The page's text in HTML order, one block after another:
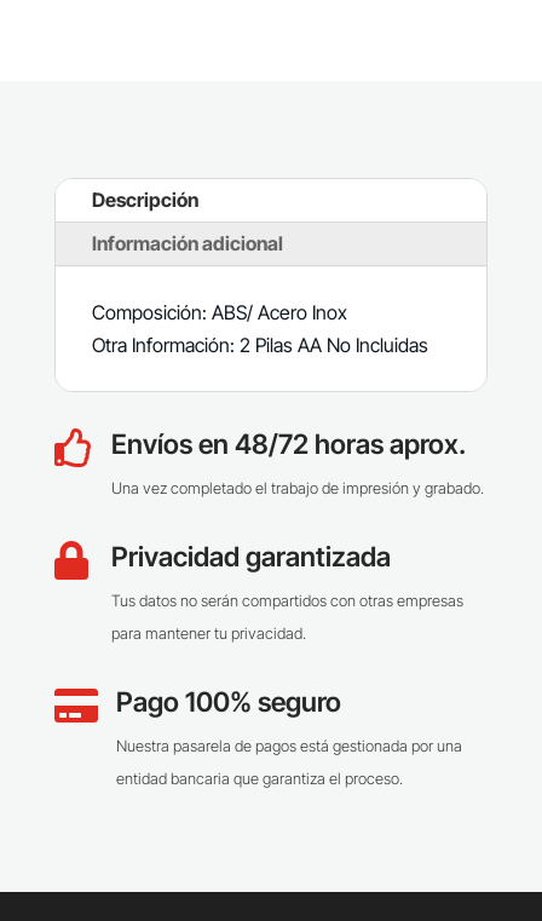
Descripción
Información adicional
Composición: ABS/ Acero Inox
Otra Información: 2 Pilas AA No Incluidas
 Envíos en 48/72 horas aprox.
Una vez completado el trabajo de impresión y grabado.
 Privacidad garantizada
Tus datos no serán compartidos con otras empresas
para mantener tu privacidad.
 Pago 100% seguro
Nuestra pasarela de pagos está gestionada por una
entidad bancaria que garantiza el proceso.